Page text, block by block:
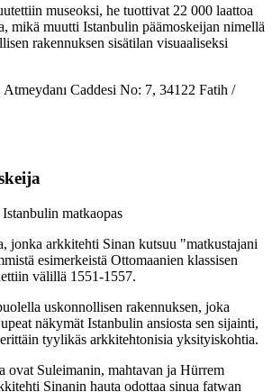
museoksi, he tuottivat 22 000 laattoa
mikä muutti Istanbulin päämoskeijan nimellä
rakennuksen sisätilan visuaaliseksi
Caddesi No: 7, 34122 Fatih /
matkaopas
jonka arkkitehti Sinan kutsuu "matkustajani
esimerkeistä Ottomaanien klassisen
välillä 1551-1557.
uskonnollisen rakennuksen, joka
näkymät Istanbulin ansiosta sen sijainti,
tyylikäs arkkitehtonisia yksityiskohtia.
ovat Suleimanin, mahtavan ja Hürrem
Sinanin hauta odottaa sinua fatwan